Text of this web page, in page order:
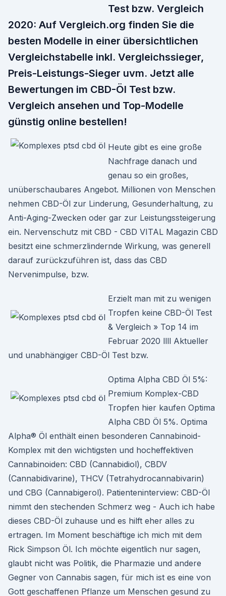
Test bzw. Vergleich
2020: Auf Vergleich.org finden Sie die
besten Modelle in einer übersichtlichen
Vergleichstabelle inkl. Vergleichssieger,
Preis-Leistungs-Sieger uvm. Jetzt alle
Bewertungen im CBD-Öl Test bzw.
Vergleich ansehen und Top-Modelle
günstig online bestellen!
Heute gibt es eine große
Nachfrage danach und
genau so ein großes,
unüberschaubares Angebot. Millionen von Menschen
nehmen CBD-Öl zur Linderung, Gesunderhaltung, zu
Anti-Aging-Zwecken oder gar zur Leistungssteigerung
ein. Nervenschutz mit CBD - CBD VITAL Magazin CBD
besitzt eine schmerzlindernde Wirkung, was generell
darauf zurückzuführen ist, dass das CBD
Nervenimpulse, bzw.
Erzielt man mit zu wenigen
Tropfen keine CBD-Öl Test
& Vergleich » Top 14 im
Februar 2020 llll Aktueller
und unabhängiger CBD-Öl Test bzw.
Optima Alpha CBD Öl 5%:
Premium Komplex-CBD
Tropfen hier kaufen Optima
Alpha CBD Öl 5%. Optima
Alpha® Öl enthält einen besonderen Cannabinoid-
Komplex mit den wichtigsten und hocheffektiven
Cannabinoiden: CBD (Cannabidiol), CBDV
(Cannabidivarine), THCV (Tetrahydrocannabivarin)
und CBG (Cannabigerol). Patienteninterview: CBD-Öl
nimmt den stechenden Schmerz weg - Auch ich habe
dieses CBD-Öl zuhause und es hilft eher alles zu
ertragen. Im Moment beschäftige ich mich mit dem
Rick Simpson Öl. Ich möchte eigentlich nur sagen,
glaubt nicht was Politik, die Pharmazie und andere
Gegner von Cannabis sagen, für mich ist es eine von
Gott geschaffenen Pflanze um Menschen gesund zu